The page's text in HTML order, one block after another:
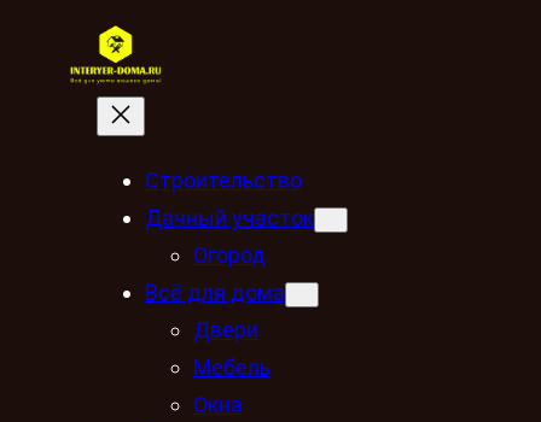
Строительство
Дачный участок
Огород
Всё для дома
Двери
Мебель
Окна